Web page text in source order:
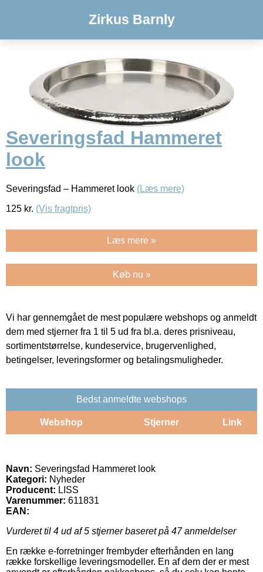
Zirkus Barnly
Severingsfad Hammeret
look
Severingsfad – Hammeret look (Læs mere)
125 kr. (Vis fragtpris)
Læs mere »
Køb nu »
Vi har gennemgået de mest populære webshops og anmeldt
dem med stjerner fra 1 til 5 ud fra bl.a. deres prisniveau,
sortimentstørrelse, kundeservice, brugervenlighed,
betingelser, leveringsformer og betalingsmuligheder.
Bedst anmeldte webshops
Webshop Stjerner Link
Navn: Severingsfad Hammeret look
Kategori: Nyheder
Producent: LISS
Varenummer: 611831
EAN:
Vurderet til 4 ud af 5 stjerner baseret på 47anmeldelser
En række e-forretninger frembyder efterhånden en lang
række forskellige leveringsmodeller. En af dem der er mest